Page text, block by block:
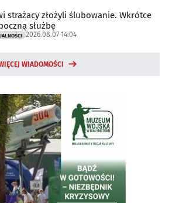
strażacy złożyli ślubowanie. Wkrótce
służbę
2026.08.07 14:04
WIADOMOŚCI